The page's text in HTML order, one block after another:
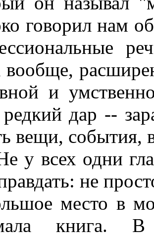
говорил нам
вообще,
и
дар --
вещи, события,
у всех одни
не
место в
книга.